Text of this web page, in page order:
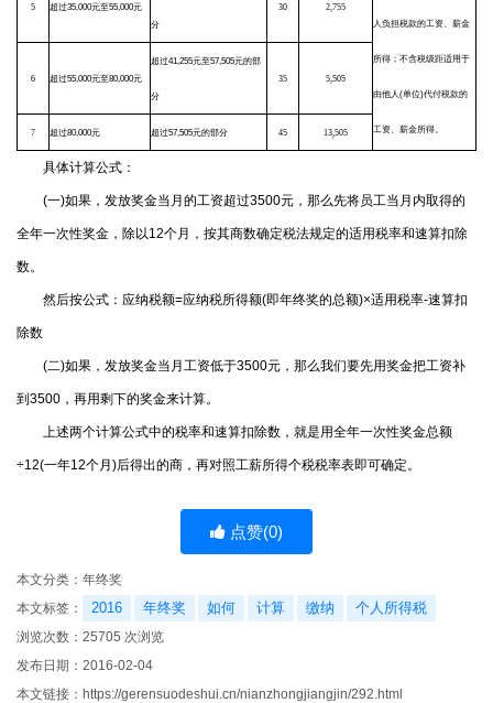
人负担税款的工资、薪金
所得；不含税级距适用于
由他人 (单位)代付税款的
工资、薪金所得。
5 超过35,000元至55,000元
分
30 2,755
6 超过55,000元至80,000元
超过41,255元至57,505元的部
分
35 5,505
7 超过80,000元 超过57,505元的部分 45 13,505
具体计算公式：
(一)如果，发放奖金当月的工资超过3500元，那么先将员工当月内取得的
全年一次性奖金，除以12个月，按其商数确定税法规定的适用税率和速算扣除
数。
然后按公式：应纳税额=应纳税所得额(即年终奖的总额)×适用税率-速算扣
除数
(二)如果，发放奖金当月工资低于3500元，那么我们要先用奖金把工资补
到3500，再用剩下的奖金来计算。
上述两个计算公式中的税率和速算扣除数，就是用全年一次性奖金总额
÷12(一年12个月)后得出的商，再对照工薪所得个税税率表即可确定。
点赞(0)
本文分类： 年终奖
本文标签：
2016 年终奖 如何 计算 缴纳 个人所得税
浏览次数： 25705 次浏览
发布日期：2016-02-04
本文链接： https://gerensuodeshui.cn/nianzhongjiangjin/292.html